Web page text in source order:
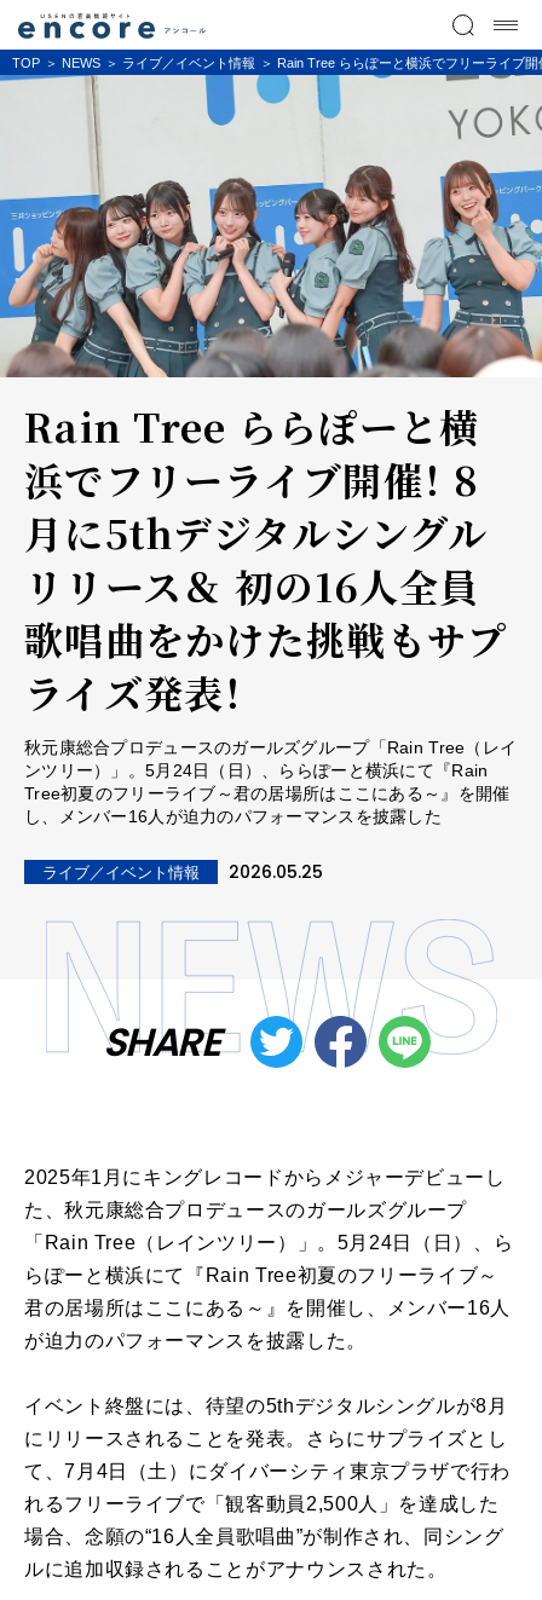
TOP NEWS ライブ／イベント情報 Rain Tree ららぽーと横浜でフリーライブ
Rain Tree ららぽーと横
浜でフリーライブ開催！ 8
月に5thデジタルシングル
リリース＆ 初の16人全員
歌唱曲をかけた挑戦もサプ
ライズ発表！
秋元康総合プロデュースのガールズグループ「Rain Tree（レイ
ンツリー）」。5月24日（日）、ららぽーと横浜にて『Rain
Tree初夏のフリーライブ～君の居場所はここにある～』を開催
し、メンバー16人が迫力のパフォーマンスを披露した
ライブ／イベント情報 2026.05.25
SHARE
2025年1月にキングレコードからメジャーデビューし
た、秋元康総合プロデュースのガールズグループ
「Rain Tree（レインツリー）」。5月24日（日）、ら
らぽーと横浜にて『Rain Tree初夏のフリーライブ～
君の居場所はここにある～』を開催し、メンバー16人
が迫力のパフォーマンスを披露した。
イベント終盤には、待望の5thデジタルシングルが8月
にリリースされることを発表。さらにサプライズとし
て、7月4日（土）にダイバーシティ東京プラザで行わ
れるフリーライブで「観客動員2,500人」を達成した
場合、念願の“16人全員歌唱曲”が制作され、同シング
ルに追加収録されることがアナウンスされた。